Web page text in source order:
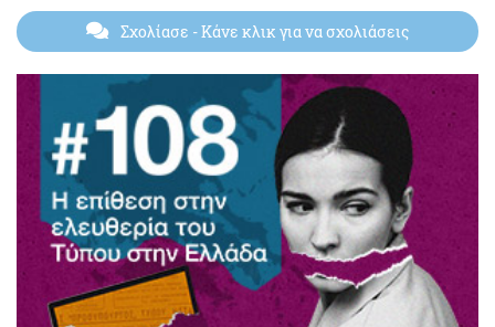
Σχολίασε - Κάνε κλικ για να σχολιάσεις